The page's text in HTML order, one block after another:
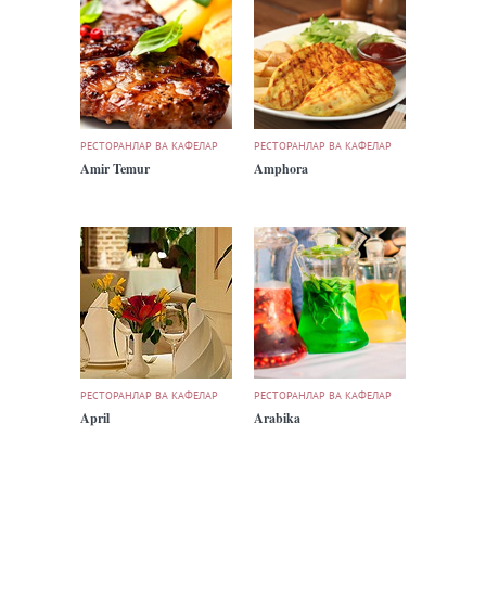
РЕСТОРАНЛАР ВА КАФЕЛАР
Amir Temur
РЕСТОРАНЛАР ВА КАФЕЛАР
Amphora
РЕСТОРАНЛАР ВА КАФЕЛАР
April
РЕСТОРАНЛАР ВА КАФЕЛАР
Arabika